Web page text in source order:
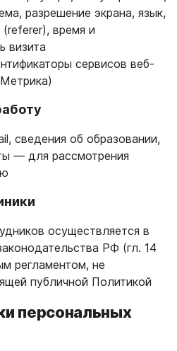
разрешение экрана, язык,
время и
визита
сервисов веб-
сведения об образовании,
— для рассмотрения
осуществляется в
РФ (гл. 14
регламентом, не
публичной Политикой
персональных